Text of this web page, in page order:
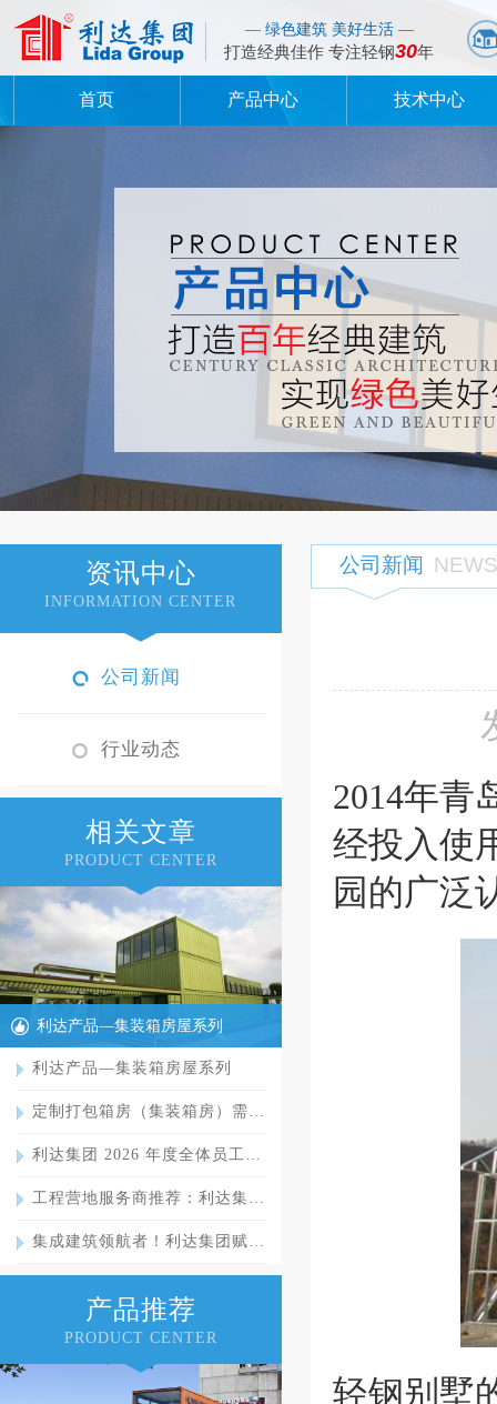
— 绿色建筑 美好生活 —
打造经典佳作 专注轻钢30年
首页 产品中心 技术中心
资讯中心
INFORMATION CENTER
公司新闻
行业动态
相关文章
PRODUCT CENTER
利达产品—集装箱房屋系列
利达产品—集装箱房屋系列
定制打包箱房（集装箱房）需…
利达集团 2026 年度全体员工…
工程营地服务商推荐：利达集…
集成建筑领航者！利达集团赋…
产品推荐
PRODUCT CENTER
公司新闻 NEWS
2014年青
经投入使
园的广泛
轻钢别墅